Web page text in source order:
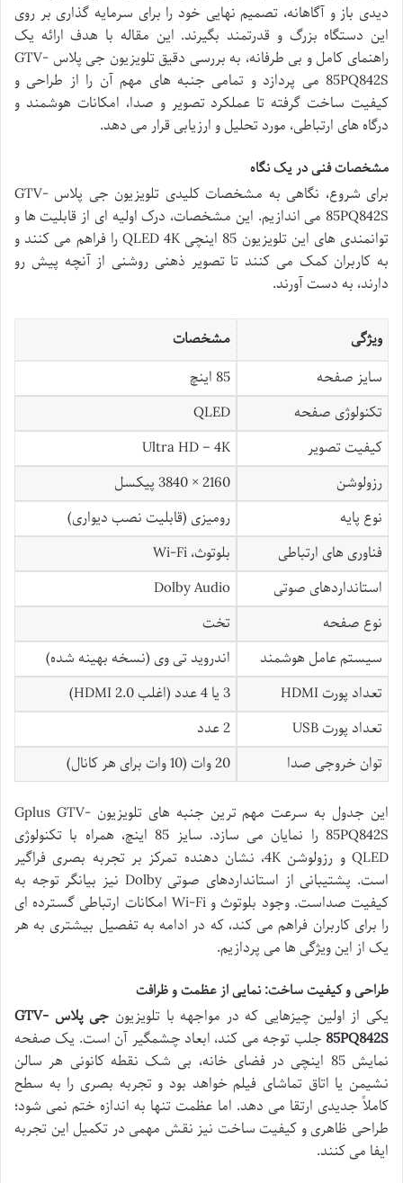
دیدی باز و آگاهانه، تصمیم نهایی خود را برای سرمایه گذاری بر روی
این دستگاه بزرگ و قدرتمند بگیرند. این مقاله با هدف ارائه یک
راهنمای کامل و بی طرفانه، به بررسی دقیق تلویزیون جی پلاس GTV-
85PQ842S می پردازد و تمامی جنبه های مهم آن را از طراحی و
کیفیت ساخت گرفته تا عملکرد تصویر و صدا، امکانات هوشمند و
درگاه های ارتباطی، مورد تحلیل و ارزیابی قرار می دهد.
مشخصات فنی در یک نگاه
برای شروع، نگاهی به مشخصات کلیدی تلویزیون جی پلاس GTV-
85PQ842S می اندازیم. این مشخصات، درک اولیه ای از قابلیت ها و
توانمندی های این تلویزیون 85 اینچی QLED 4K را فراهم می کنند و
به کاربران کمک می کنند تا تصویر ذهنی روشنی از آنچه پیش رو
دارند، به دست آورند.
ویژگی
مشخصات
سایز صفحه
85 اینچ
تکنولوژی صفحه
QLED
کیفیت تصویر
Ultra HD – 4K
رزولوشن
2160 × 3840 پیکسل
نوع پایه
رومیزی (قابلیت نصب دیواری)
فناوری های ارتباطی
بلوتوث، Wi-Fi
استانداردهای صوتی
Dolby Audio
نوع صفحه
تخت
سیستم عامل هوشمند
اندروید تی وی (نسخه بهینه شده)
تعداد پورت HDMI
3 یا 4 عدد (اغلب HDMI 2.0)
تعداد پورت USB
2 عدد
توان خروجی صدا
20 وات (10 وات برای هر کانال)
این جدول به سرعت مهم ترین جنبه های تلویزیون Gplus GTV-
85PQ842S را نمایان می سازد. سایز 85 اینچ، همراه با تکنولوژی
QLED و رزولوشن 4K، نشان دهنده تمرکز بر تجربه بصری فراگیر
است. پشتیبانی از استانداردهای صوتی Dolby نیز بیانگر توجه به
کیفیت صداست. وجود بلوتوث و Wi-Fi امکانات ارتباطی گسترده ای
را برای کاربران فراهم می کند، که در ادامه به تفصیل بیشتری به هر
یک از این ویژگی ها می پردازیم.
طراحی و کیفیت ساخت: نمایی از عظمت و ظرافت
یکی از اولین چیزهایی که در مواجهه با تلویزیون
جی پلاس GTV-
85PQ842S جلب توجه می کند، ابعاد چشمگیر آن است. یک صفحه
نمایش 85 اینچی در فضای خانه، بی شک نقطه کانونی هر سالن
نشیمن یا اتاق تماشای فیلم خواهد بود و تجربه بصری را به سطح
کاملاً جدیدی ارتقا می دهد. اما عظمت تنها به اندازه ختم نمی شود؛
طراحی ظاهری و کیفیت ساخت نیز نقش مهمی در تکمیل این تجربه
ایفا می کنند.